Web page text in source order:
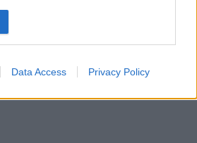
Data Access Privacy Policy